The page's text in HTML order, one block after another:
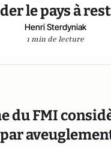
le pays à
Henri Sterdyniak
1 min de lecture
du FMI